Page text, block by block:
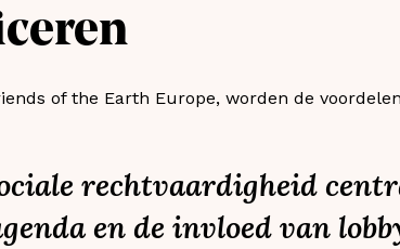
of the Earth Europe, worden de
rechtvaardigheid
en de invloed van